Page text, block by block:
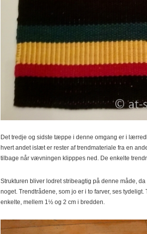
Det tredje og sidste tæppe i denne omgang er i
hvert andet islæt er rester af trendmateriale fra en
tilbage når vævningen klipppes ned. De enkelte
Strukturen bliver lodret stribeagtig på denne måde,
noget. Trendtrådene, som jo er i to farver, ses
enkelte, mellem 1½ og 2 cm i bredden.